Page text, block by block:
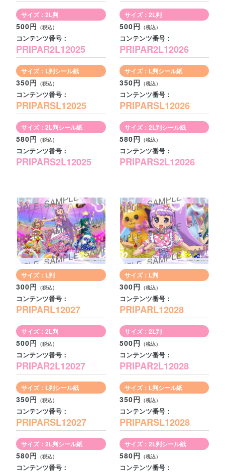
サイズ：2L判
500円
コンテンツ番号：
PRIPAR2L12025
サイズ：L判シール紙
350円
コンテンツ番号：
PRIPARSL12025
サイズ：2L判シール紙
580円
コンテンツ番号：
PRIPARS2L12025
サイズ：2L判
500円
コンテンツ番号：
PRIPAR2L12026
サイズ：L判シール紙
350円
コンテンツ番号：
PRIPARSL12026
サイズ：2L判シール紙
580円
コンテンツ番号：
PRIPARS2L12026
サイズ：L判
300円
コンテンツ番号：
PRIPARL12027
サイズ：2L判
500円
コンテンツ番号：
PRIPAR2L12027
サイズ：L判シール紙
350円
コンテンツ番号：
PRIPARSL12027
サイズ：2L判シール紙
580円
コンテンツ番号：
サイズ：L判
300円
コンテンツ番号：
PRIPARL12028
サイズ：2L判
500円
コンテンツ番号：
PRIPAR2L12028
サイズ：L判シール紙
350円
コンテンツ番号：
PRIPARSL12028
サイズ：2L判シール紙
580円
コンテンツ番号：